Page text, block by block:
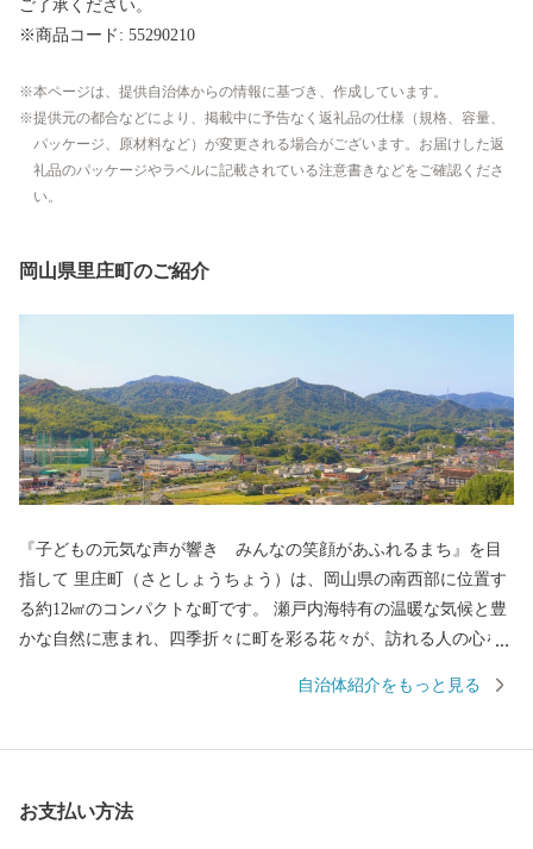
ご了承ください。
※商品コード: 55290210
本ページは、提供自治体からの情報に基づき、作成しています。
提供元の都合などにより、掲載中に予告なく返礼品の仕様（規格、容量、
パッケージ、原材料など）が変更される場合がございます。お届けした返
礼品のパッケージやラベルに記載されている注意書きなどをご確認くださ
い。
岡山県里庄町のご紹介
『子どもの元気な声が響き みんなの笑顔があふれるまち』を目
指して 里庄町（さとしょうちょう）は、岡山県の南西部に位置す
る約12㎢のコンパクトな町です。 瀬戸内海特有の温暖な気候と豊
かな自然に恵まれ、四季折々に町を彩る花々が、訪れる人の心を
町内には図書館や文化ホールといった県下でも有数の施設が整っ
境」、「身近できめ細かな行政サービス」、「年を重ねても健康
自治体紹介をもっと見る
お支払い方法